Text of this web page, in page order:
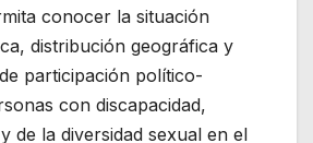
conocer la situación
distribución geográfica y
participación político-
con discapacidad,
de la diversidad sexual en el